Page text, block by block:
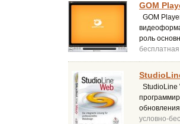
GOM
GOM
роль
бесплатная
StudioLine
условно-